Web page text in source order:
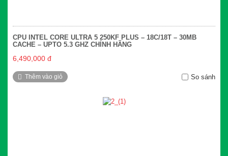
CPU INTEL CORE ULTRA 5 250KF PLUS – 18C/18T – 30MB
CACHE – UPTO 5.3 GHZ CHÍNH HÃNG
6,490,000 đ
Thêm vào giỏ So sánh